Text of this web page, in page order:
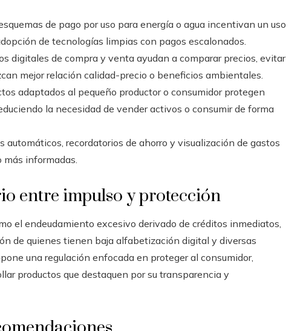
de pago por uso para energía o agua incentivan un uso
de tecnologías limpias con pagos escalonados.
digitales de compra y venta ayudan a comparar precios, evitar
mejor relación calidad-precio o beneficios ambientales.
adaptados al pequeño productor o consumidor protegen
la necesidad de vender activos o consumir de forma
automáticos, recordatorios de ahorro y visualización de gastos
informadas.
entre impulso y protección
el endeudamiento excesivo derivado de créditos inmediatos,
de quienes tienen baja alfabetización digital y diversas
una regulación enfocada en proteger al consumidor,
productos que destaquen por su transparencia y